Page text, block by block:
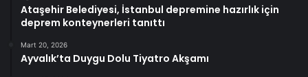
Ataşehir Belediyesi, İstanbul depremine hazırlık için
deprem konteynerleri tanıttı
Mart 20, 2026
Ayvalık’ta Duygu Dolu Tiyatro Akşamı